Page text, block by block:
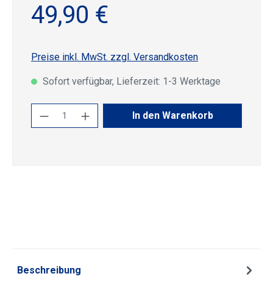
49,90 €
Preise inkl. MwSt. zzgl. Versandkosten
Sofort verfügbar, Lieferzeit: 1-3 Werktage
Produkt Anzahl: Gib den gewünschten
In den Warenkorb
Beschreibung